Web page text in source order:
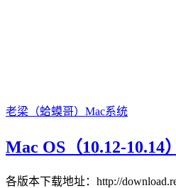
老梁（蛤蟆哥） Mac系统
Mac OS（10.12-10.14
各版本下载地址：http://